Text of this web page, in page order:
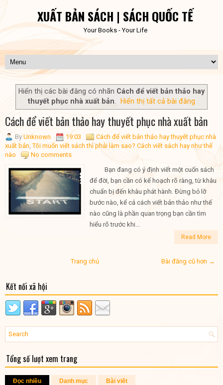
XUẤT BẢN SÁCH | SÁCH QUỐC TẾ
Your Books - Your Life
Hiển thị các bài đăng có nhãn Cách để viết bản thảo hay
thuyết phục nhà xuất bản. Hiển thị tất cả bài đăng
Cách để viết bản thảo hay thuyết phục nhà xuất bản
By Unknown 19:03
Cách để viết bản thảo hay thuyết phục nhà
xuất bản ,Tôi muốn viết sách thì phải làm sao? Cách viết sách hay như thế
nào
No comments
Bạn đang có ý định viết một cuốn sách
để đời, bạn cần có kế hoạch rõ ràng, từ khâu
chuẩn bị đến khâu phát hành. Đừng bỏ lỡ
bước nào, kể cả cách viết bản thảo như thế
nào cũng là phần quan trọng bạn cần tìm
hiểu rõ trước khi...
Read More
Bài đăng cũ hơn →
Trang chủ
Kết nối xã hội
Tổng số lượt xem trang
Đọc nhiều Danh mục Bài viết